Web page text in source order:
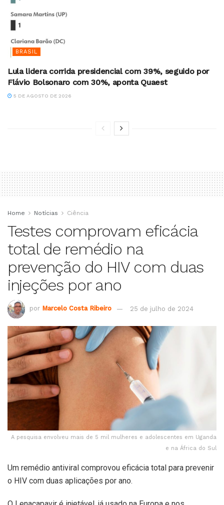
BRASIL
Lula lidera corrida presidencial com 39%, seguido por
Flávio Bolsonaro com 30%, aponta Quaest
5 DE AGOSTO DE 2026
Home Notícias Ciência
Testes comprovam eficácia
total de remédio na
prevenção do HIV com duas
injeções por ano
por Marcelo Costa Ribeiro 25 de julho de 2024
A pesquisa envolveu mais de 5 mil mulheres e adolescentes em Uganda
e na África do Sul
Um remédio antiviral comprovou eficácia total para prevenir
o HIV com duas aplicações por ano.